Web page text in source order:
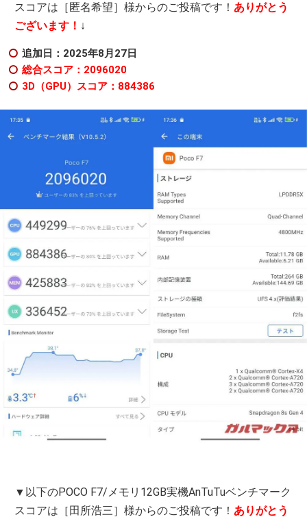
スコアは［匿名希望］様からのご投稿です！ ありがとう
ございます！ ↓
追加日：2025年8月27日
総合スコア：2096020
3D（GPU）スコア：884386
▼以下のPOCO F7/メモリ12GB実機AnTuTuベンチマーク
スコアは［田所浩三］様からのご投稿です！ ありがとう